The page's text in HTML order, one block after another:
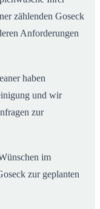
zählenden Goseck
Anforderungen
haben
und wir
zur
im
zur geplanten